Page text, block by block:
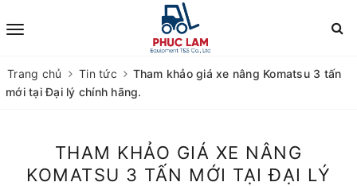
Trang chủ Tin tức
Tham khảo giá xe nâng Komatsu 3 tấn
mới tại Đại lý chính hãng.
THAM KHẢO GIÁ XE NÂNG
KOMATSU 3 TẤN MỚI TẠI ĐẠI LÝ